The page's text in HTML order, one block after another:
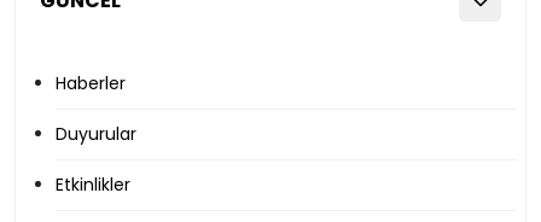
Haberler
Duyurular
Etkinlikler